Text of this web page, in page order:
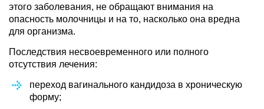
этого заболевания, не обращают внимания на
опасность молочницы и на то, насколько она вредна
для организма.
Последствия несвоевременного или полного
отсутствия лечения:
переход вагинального кандидоза в хроническую
форму;